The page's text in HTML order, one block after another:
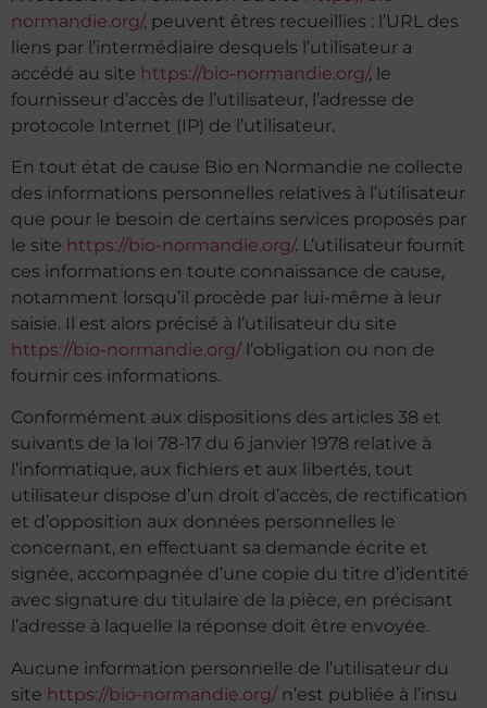
normandie.org/, peuvent êtres recueillies : l’URL des
liens par l’intermédiaire desquels l’utilisateur a
accédé au site https://bio-normandie.org/, le
fournisseur d’accès de l’utilisateur, l’adresse de
protocole Internet (IP) de l’utilisateur.
En tout état de cause Bio en Normandie ne collecte
des informations personnelles relatives à l’utilisateur
que pour le besoin de certains services proposés par
le site https://bio-normandie.org/. L’utilisateur fournit
ces informations en toute connaissance de cause,
notamment lorsqu’il procède par lui-même à leur
saisie. Il est alors précisé à l’utilisateur du site
https://bio-normandie.org/l’obligation ou non de
fournir ces informations.
Conformément aux dispositions des articles 38 et
suivants de la loi 78-17 du 6 janvier 1978 relative à
l’informatique, aux fichiers et aux libertés, tout
utilisateur dispose d’un droit d’accès, de rectification
et d’opposition aux données personnelles le
concernant, en effectuant sa demande écrite et
signée, accompagnée d’une copie du titre d’identité
avec signature du titulaire de la pièce, en précisant
l’adresse à laquelle la réponse doit être envoyée.
Aucune information personnelle de l’utilisateur du
site https://bio-normandie.org/n’est publiée à l’insu